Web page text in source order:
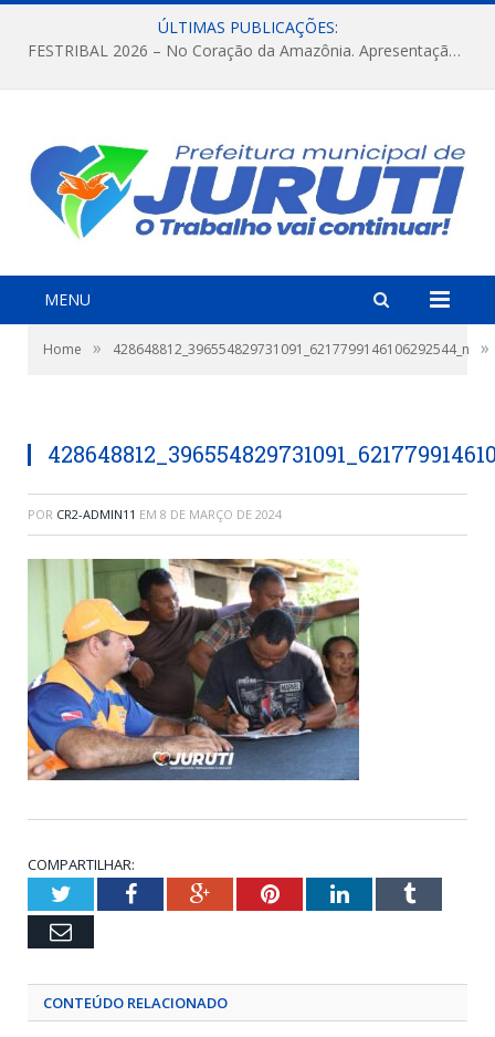
ÚLTIMAS PUBLICAÇÕES:
FESTRIBAL 2026 – No Coração da Amazônia. Apresentação da Munduruku.
MENU
Home » 428648812_396554829731091_6217799146106292544_n »
POR CR2-ADMIN11 EM 8 DE MARÇO DE 2024
COMPARTILHAR:
TwitterFacebookGoogle+PinterestLinkedInTumblr
Email
CONTEÚDO RELACIONADO